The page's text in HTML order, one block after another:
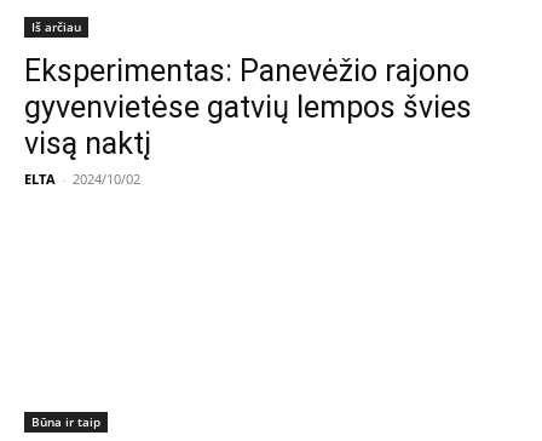
Iš arčiau
Eksperimentas: Panevėžio rajono
gyvenvietėse gatvių lempos švies
visą naktį
ELTA - 2024/10/02
Būna ir taip